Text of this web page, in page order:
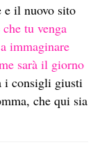
e il nuovo sito
tu venga
immaginare
sarà il giorno
i consigli giusti
che qui sia